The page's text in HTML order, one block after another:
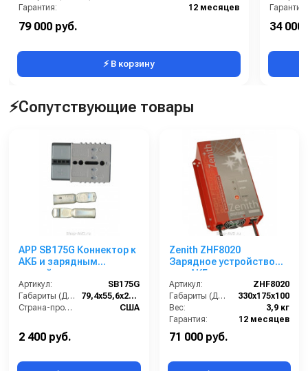
Гарантия:
12 месяцев
79 000 руб.
⚡ В корзину
Гарантия:
34 000
⚡Сопутствующие товары
APP SB175G Коннектор к
АКБ и зарядным
устройствам
Артикул:
SB175G
Габариты (ДхШхВ):
79,4х55,6х25,4
Страна-производитель:
США
2 400 руб.
Zenith ZHF8020
Зарядное устройство
для АКБ
Артикул:
ZHF8020
Габариты (ДхШхВ):
330х175х100
Вес:
3,9 кг
Гарантия:
12 месяцев
71 000 руб.